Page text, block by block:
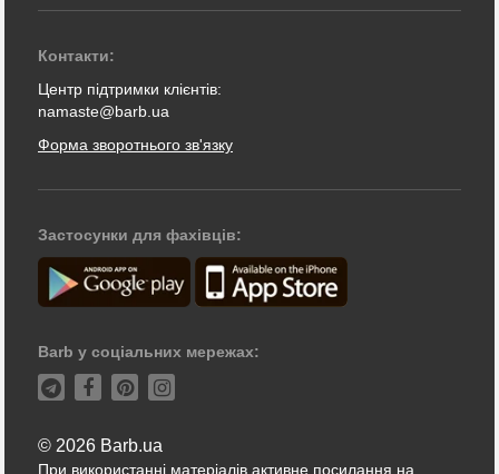
Контакти:
Центр підтримки клієнтів:
namaste@barb.ua
Форма зворотнього зв'язку
Застосунки для фахівців:
Barb у соціальних мережах:
© 2026 Barb.ua
При використанні матеріалів активне посилання на